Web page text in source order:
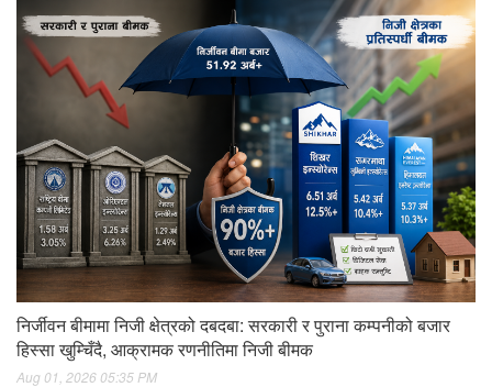
निर्जीवन बीमामा निजी क्षेत्रको दबदबा: सरकारी र पुराना कम्पनीको बजार
हिस्सा खुम्चिँदै, आक्रामक रणनीतिमा निजी बीमक
Aug 01, 2026 05:35 PM